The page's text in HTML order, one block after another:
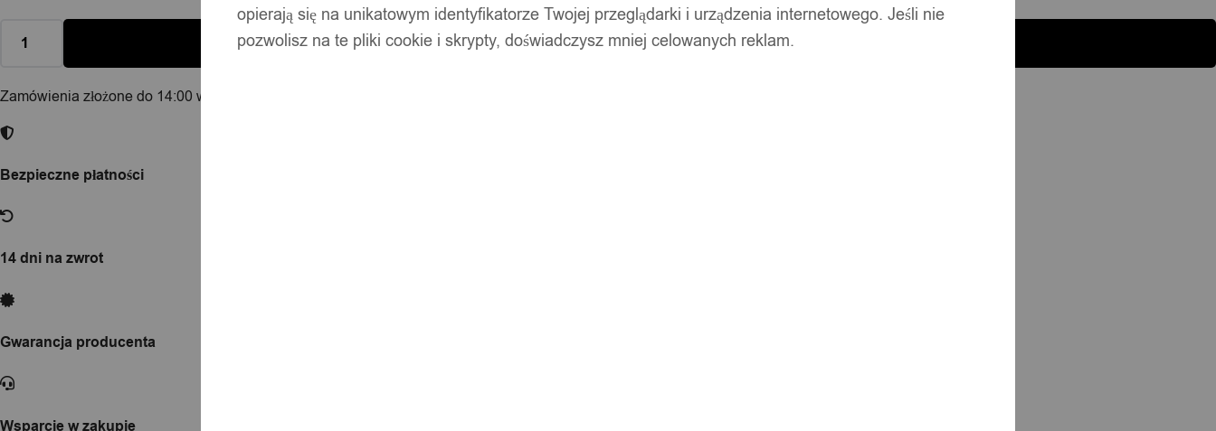
Dodaj do koszyka
Zamówienia złożone do 14:00 w dni robocze wysyłamy tego samego dnia.
Bezpieczne płatności
14 dni na zwrot
Gwarancja producenta
Wsparcie w zakupie
opierają się na unikatowym identyfikatorze Twojej przeglądarki i urządzenia internetowego. Jeśli nie
pozwolisz na te pliki cookie i skrypty, doświadczysz mniej celowanych reklam.